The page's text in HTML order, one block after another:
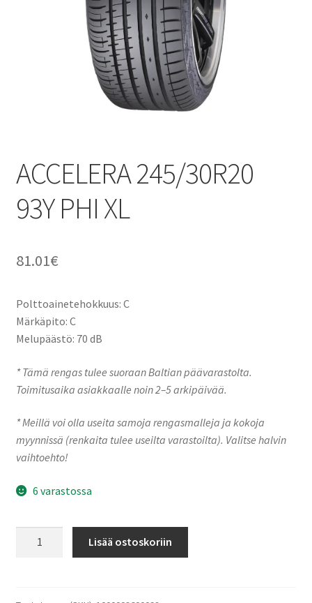
ACCELERA 245/30R20
93Y PHI XL
81.01€
Polttoainetehokkuus: C
Märkäpito: C
Melupäästö: 70 dB
* Tämä rengas tulee suoraan Baltian päävarastolta.
Toimitusaika asiakkaalle noin 2–5 arkipäivää.
* Meillä voi olla useita samoja rengasmalleja ja kokoja
myynnissä (renkaita tulee useilta varastoilta). Valitse halvin
vaihtoehto!
6 varastossa
Lisää ostoskoriin